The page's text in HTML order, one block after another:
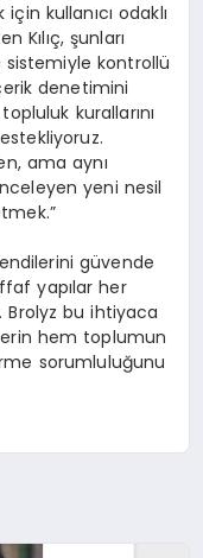
için kullanıcıodaklı
Kılıç, şunları
kontrollü
erik denetimini
kurallarını
ama aynı
nceleyen yeni nesil
”
güvende
yapılar her
Brolyz bu ihtiyaca
hem toplumun
sorumluluğunu